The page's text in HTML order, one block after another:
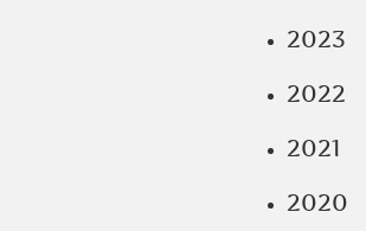
2023
2022
2021
2020